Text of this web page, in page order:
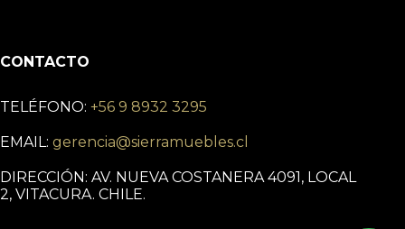
CONTACTO
TELÉFONO: +56 9 8932 3295
EMAIL: gerencia@sierramuebles.cl
DIRECCIÓN: AV. NUEVA COSTANERA 4091, LOCAL
2, VITACURA. CHILE.